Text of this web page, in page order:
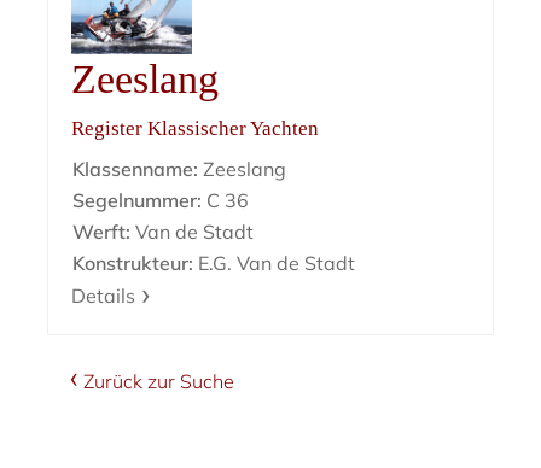
Zeeslang
Register Klassischer Yachten
Klassenname: Zeeslang
Segelnummer: C 36
Werft: Van de Stadt
Konstrukteur: E.G. Van de Stadt
Details
Zurück zur Suche